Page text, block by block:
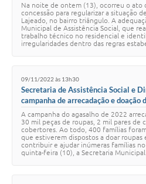
Na noite de ontem (13), ocorreu o ato
concessão para regularizar a situação
Lajeado, no bairro triângulo. A
Municipal de Assistência Social, que
trabalho técnico no residencial e
irregularidades dentro das regras
09/11/2022 às 13h30
Secretaria de Assistência Social e
campanha de arrecadação e doação
A campanha do agasalho de 2022
30 mil peças de roupas, 2 mil pares de
cobertores. Ao todo, 400 famílias
que estiverem dispostos a doar
contribuir e ajudar inúmeras famílias
quinta-feira (10), a Secretaria Municipal